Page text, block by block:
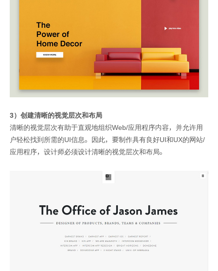
3）创建清晰的视觉层次和布局
清晰的视觉层次有助于直观地组织Web/应用程序内容，并允许用
户轻松找到所需的UI信息。因此，要制作具有良好UI和UX的网站/
应用程序，设计师必须设计清晰的视觉层次和布局。